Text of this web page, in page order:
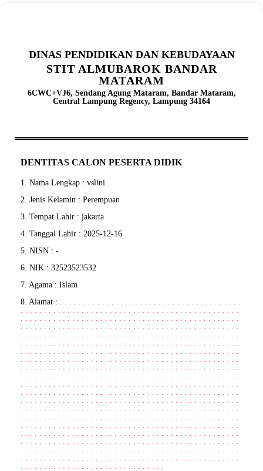
DINAS PENDIDIKAN DAN KEBUDAYAAN
STIT ALMUBAROK BANDAR
MATARAM
6CWC+VJ6, Sendang Agung Mataram, Bandar Mataram,
Central Lampung Regency, Lampung 34164
DENTITAS CALON PESERTA DIDIK
1. Nama Lengkap : vslini
2. Jenis Kelamin : Perempuan
3. Tempat Lahir : jakarta
4. Tanggal Lahir : 2025-12-16
5. NISN : -
6. NIK : 32523523532
7. Agama : Islam
8. Alamat : . . . . . . . . . . . . . . . . . . . . . . . . . . . . . . . . . . . . . . .
. . . . . . . . . . . . . . . . . . . . . . . . . . . . . . . . . . . . . . . . . . . . . . .
. . . . . . . . . . . . . . . . . . . . . . . . . . . . . . . . . . . . . . . . . . . . . . .
. . . . . . . . . . . . . . . . . . . . . . . . . . . . . . . . . . . . . . . . . . . . . . .
. . . . . . . . . . . . . . . . . . . . . . . . . . . . . . . . . . . . . . . . . . . . . . .
. . . . . . . . . . . . . . . . . . . . . . . . . . . . . . . . . . . . . . . . . . . . . . .
. . . . . . . . . . . . . . . . . . . . . . . . . . . . . . . . . . . . . . . . . . . . . . .
. . . . . . . . . . . . . . . . . . . . . . . . . . . . . . . . . . . . . . . . . . . . . . .
. . . . . . . . . . . . . . . . . . . . . . . . . . . . . . . . . . . . . . . . . . . . . . .
. . . . . . . . . . . . . . . . . . . . . . . . . . . . . . . . . . . . . . . . . . . . . . .
. . . . . . . . . . . . . . . . . . . . . . . . . . . . . . . . . . . . . . . . . . . . . . .
. . . . . . . . . . . . . . . . . . . . . . . . . . . . . . . . . . . . . . . . . . . . . . .
. . . . . . . . . . . . . . . . . . . . . . . . . . . . . . . . . . . . . . . . . . . . . . .
. . . . . . . . . . . . . . . . . . . . . . . . . . . . . . . . . . . . . . . . . . . . . . .
. . . . . . . . . . . . . . . . . . . . . . . . . . . . . . . . . . . . . . . . . . . . . . .
. . . . . . . . . . . . . . . . . . . . . . . . . . . . . . . . . . . . . . . . . . . . . . .
. . . . . . . . . . . . . . . . . . . . . . . . . . . . . . . . . . . . . . . . . . . . . . .
. . . . . . . . . . . . . . . . . . . . . . . . . . . . . . . . . . . . . . . . . . . . . . .
. . . . . . . . . . . . . . . . . . . . . . . . . . . . . . . . . . . . . . . . . . . . . . .
. . . . . . . . . . . . . . . . . . . . . . . . . . . . . . . . . . . . . . . . . . . . . . .
. . . . . . . . . . . . . . . . . . . . . . . . . . . . . . .